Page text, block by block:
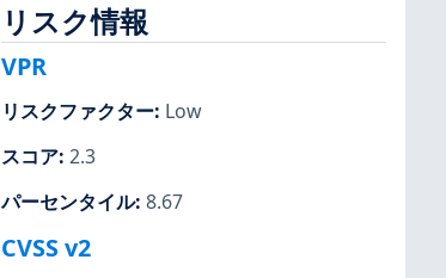
リスク情報
VPR
リスクファクター: Low
スコア: 2.3
パーセンタイル: 8.67
CVSS v2